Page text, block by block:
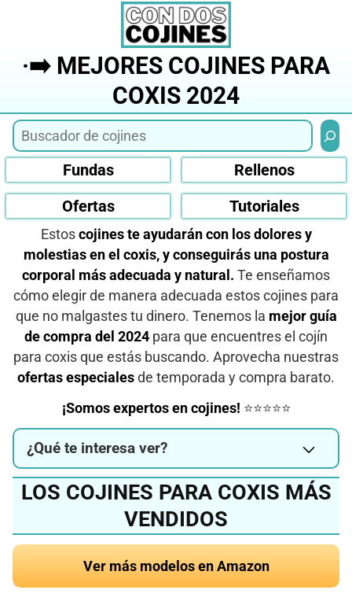
·➡️ MEJORES COJINES PARA
COXIS 2024
Fundas
Rellenos
Ofertas
Tutoriales
Estos cojines te ayudarán con los dolores y
molestias en el coxis, y conseguirás una postura
corporal más adecuada y natural. Te enseñamos
cómo elegir de manera adecuada estos cojines para
que no malgastes tu dinero. Tenemos la mejor guía
de compra del 2024 para que encuentres el cojín
para coxis que estás buscando. Aprovecha nuestras
ofertas especiales de temporada y compra barato.
¡Somos expertos en cojines! ⭐⭐⭐⭐⭐
¿Qué te interesa ver?
LOS COJINES PARA COXIS MÁS
VENDIDOS
Ver más modelos en Amazon